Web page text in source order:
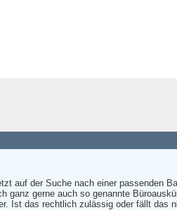
auf der Suche nach einer passenden
ganz gerne auch so genannte
Ist das rechtlich zulässig oder fällt das